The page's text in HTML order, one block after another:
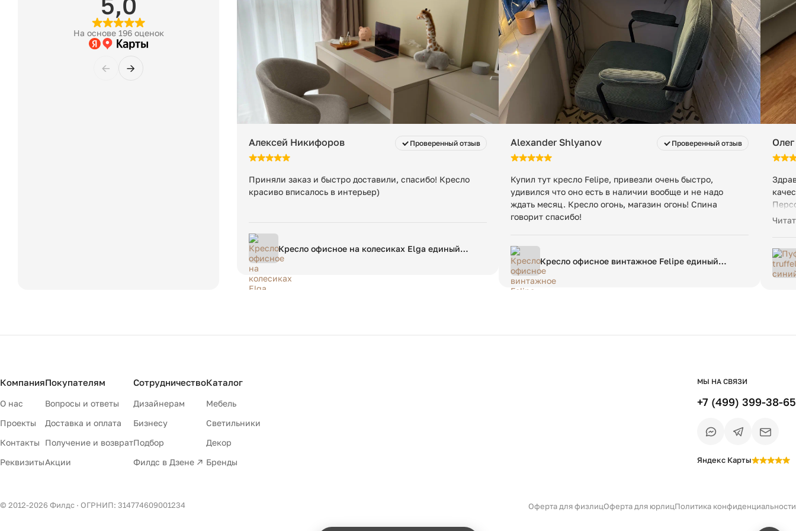
Упаковка 2: 46 х 77 х 184 см
Упаковка 3: 32 х 70 х 182 см
Бесплатное хранение заказа на складе — 7 рабочих дней с момента готовности к отгрузке. После этого
начинается платное хранение: 400 ₽ за 1 м³ в сутки. Минимальная стоимость — 200 ₽ в сутки за заказ, даже
если товар занимает менее 1 м³.
На основе 196 оценок
← →
Алексей Никифоров Проверенный отзыв
Приняли заказ и быстро доставили, спасибо! Кресло
красиво вписалось в интерьер)
Кресло офисное на колесиках Elga единый
размер бежевый
Alexander Shlyanov Проверенный отзыв
Купил тут кресло Felipe, привезли очень быстро,
удивился что оно есть в наличии вообще и не надо
ждать месяц. Кресло огонь, магазин огонь! Спина
говорит спасибо!
Кресло офисное винтажное Felipe единый
размер зеленый
Компания
О нас
Проекты
Контакты
Реквизиты
Покупателям
Вопросы и ответы
Доставка и оплата
Получение и возврат
Акции
Сотрудничество
Дизайнерам
Бизнесу
Подбор
Филдс в Дзене ↗
Каталог
Мебель
Светильники
Декор
Бренды
МЫ НА СВЯЗИ
+7 (499) 399-38-65
Яндекс Карты
© 2012-2026 Филдс · ОГРНИП: 314774609001234 Оферта для физлицОферта для юрлицПолитика конфиденциальности